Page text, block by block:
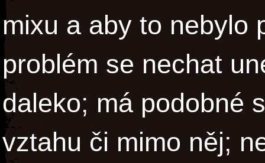
mixu a aby to nebylo
problém se nechat
daleko; má podobné
vztahu či mimo něj;